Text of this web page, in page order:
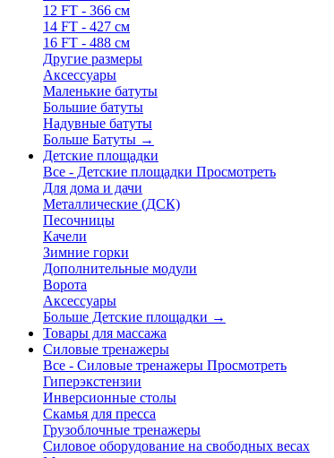
12 FT - 366 см
14 FT - 427 см
16 FT - 488 см
Другие размеры
Аксессуары
Маленькие батуты
Большие батуты
Надувные батуты
Больше Батуты →
Детские площадки
Все - Детские площадки Просмотреть
Для дома и дачи
Металлические (ДСК)
Песочницы
Качели
Зимние горки
Дополнительные модули
Ворота
Аксессуары
Больше Детские площадки →
Товары для массажа
Силовые тренажеры
Все - Силовые тренажеры Просмотреть
Гиперэкстензии
Инверсионные столы
Скамья для пресса
Грузоблочные тренажеры
Силовое оборудование на свободных весах